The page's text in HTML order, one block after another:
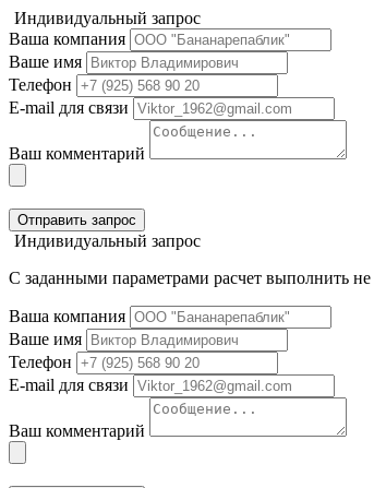
Индивидуальный запрос
Ваша компания
Ваше имя
Телефон
E-mail для связи
Ваш комментарий
Отправить запрос
Индивидуальный запрос
С заданными параметрами расчет выполнить не
Ваша компания
Ваше имя
Телефон
E-mail для связи
Ваш комментарий